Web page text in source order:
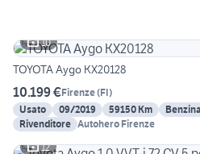
10
TOYOTA Aygo KX20128
10.199 €Firenze(FI)
Usato
09/2019 59150 Km Benzina
Rivenditore Autohero Firenze
12